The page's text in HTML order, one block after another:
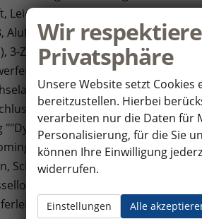
7,5J x 18 (Sport
7Jx17 ""Dundrod""
Zonen Klimaanlage ""Air Care
mit LED-Tagfahrlicht, Fenster ab
""Side Assist"" inkl.
auf 5 Jahre / max.
Light Assist"", LED-
Home"" und ""Leaving Home""-
links und rechts,
Startsytem),
in Schwarz, Bodenbelag im
Wir
Privatsphäre
Unsere Website setzt
bereitzustellen. Hierbei
verarbeiten nur die Daten für
Personalisierung, für die Sie
können Ihre Einwilligung
widerrufen.
Alle
Einstellungen